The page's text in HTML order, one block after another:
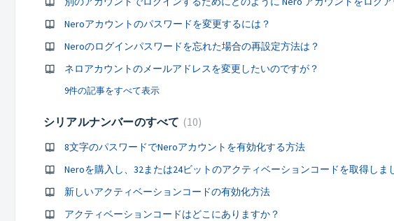
Neroアカウントのパスワードを変更するには？
Neroのログインパスワードを忘れた場合の再設定方法は？
ネロアカウントのメールアドレスを変更したいのですが？
9件の記事をすべて表示
シリアルナンバーのすべて 10
8文字のパスワードでNeroアカウントを有効化する方法
新しいアクティベーションコードの有効化方法
アクティベーションコードはどこにありますか？